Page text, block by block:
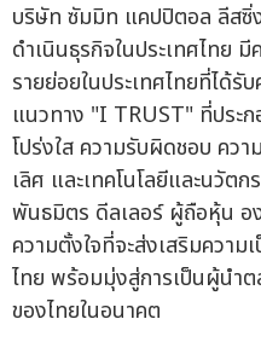
บริษัท ซัมมิท แคปปิตอล ลีสซิ่
ดำเนินธุรกิจในประเทศไทย
รายย่อยในประเทศไทยที่ได้รั
แนวทาง "I TRUST" ที่ประ
โปร่งใส ความรับผิดชอบ คว
เลิศ และเทคโนโลยีและนวัต
พันธมิตร ดีลเลอร์ ผู้ถือหุ้น อ
ความตั้งใจที่จะส่งเสริมควา
ไทย พร้อมมุ่งสู่การเป็นผู้นำ
ของไทยในอนาคต